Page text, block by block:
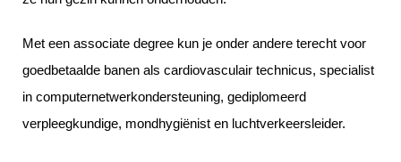
Met een associate degree kun je onder andere terecht voor
goedbetaalde banen als cardiovasculair technicus, specialist
in computernetwerkondersteuning, gediplomeerd
verpleegkundige, mondhygiënist en luchtverkeersleider.